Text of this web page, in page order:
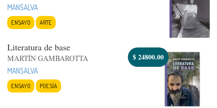
MANSALVA
ENSAYO ARTE
Literatura de base
MARTÍN GAMBAROTTA
MANSALVA
ENSAYO POESÍA
$24800.00